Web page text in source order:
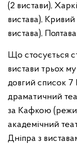
(2 вистави),
вистава), Кривий
вистава),
Що стосується
вистави трьох
довгий список 7
драматичний
за Кафкою
академічний
Дніпра з